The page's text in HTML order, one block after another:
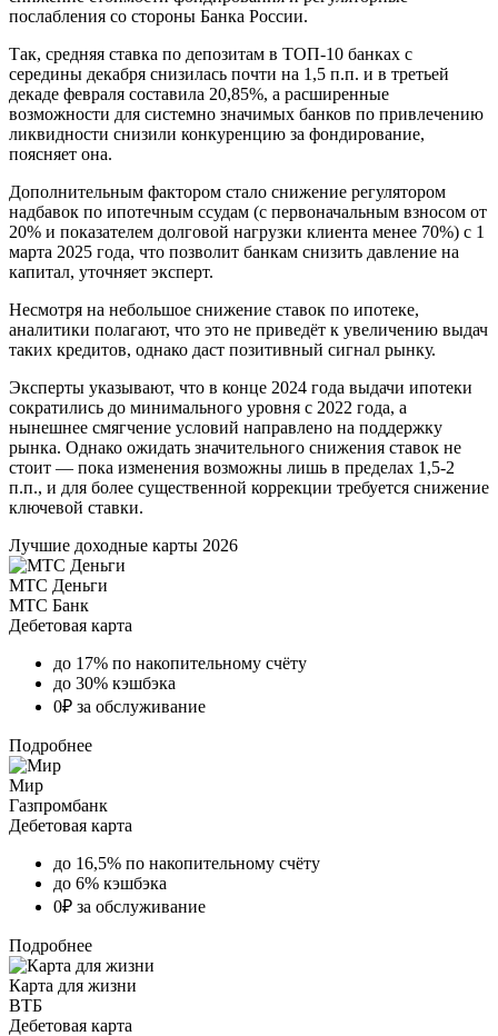
послабления со стороны Банка России.
Так, средняя ставка по депозитам в ТОП-10 банках с
середины декабря снизилась почти на 1,5 п.п. и в третьей
декаде февраля составила 20,85%, а расширенные
возможности для системно значимых банков по привлечению
ликвидности снизили конкуренцию за фондирование,
поясняет она.
Дополнительным фактором стало снижение регулятором
надбавок по ипотечным ссудам (с первоначальным взносом от
20% и показателем долговой нагрузки клиента менее 70%) с 1
марта 2025 года, что позволит банкам снизить давление на
капитал, уточняет эксперт.
Несмотря на небольшое снижение ставок по ипотеке,
аналитики полагают, что это не приведёт к увеличению выдач
таких кредитов, однако даст позитивный сигнал рынку.
Эксперты указывают, что в конце 2024 года выдачи ипотеки
сократились до минимального уровня с 2022 года, а
нынешнее смягчение условий направлено на поддержку
рынка. Однако ожидать значительного снижения ставок не
стоит — пока изменения возможны лишь в пределах 1,5-2
п.п., и для более существенной коррекции требуется снижение
ключевой ставки.
Лучшие доходные карты 2026
МТС Деньги
МТС Банк
Дебетовая карта
до 17% по накопительному счёту
до 30% кэшбэка
0₽ за обслуживание
Подробнее
Мир
Газпромбанк
Дебетовая карта
до 16,5% по накопительному счёту
до 6% кэшбэка
0₽ за обслуживание
Подробнее
Карта для жизни
ВТБ
Дебетовая карта